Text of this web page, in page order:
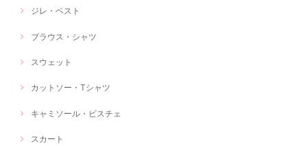
ジレ・ベスト
ブラウス・シャツ
スウェット
カットソー・Tシャツ
キャミソール・ビスチェ
スカート